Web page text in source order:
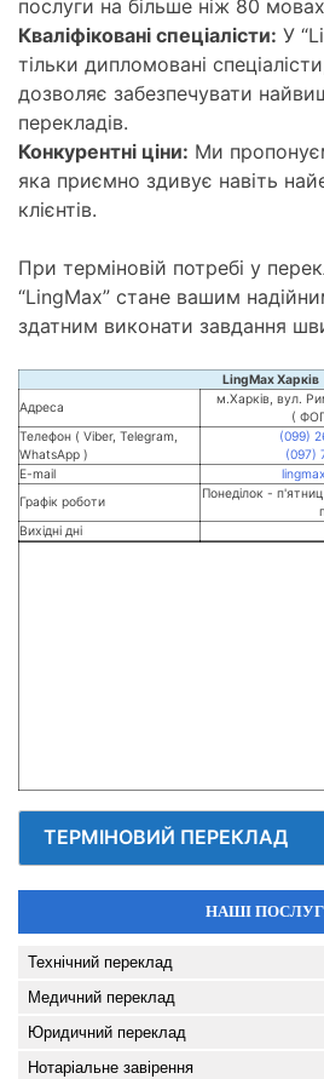
послуги на більше ніж 80
Кваліфіковані спеціалісти: У
тільки дипломовані
дозволяє забезпечувати
перекладів.
Конкурентні ціни: Ми
яка приємно здивує навіть
клієнтів.
При терміновій потребі у
“LingMax” стане вашим
здатним виконати завдання
LingMax Харків
Адреса
м.Харків, вул.
(
Телефон ( Viber, Telegram,
WhatsApp )
(099)
(097)
E-mail
Графік роботи
Понеділок -
Вихідні дні
ТЕРМІНОВИЙ ПЕРЕКЛАД
НАШІ
Технічний переклад
Медичний переклад
Юридичний переклад
Нотаріальне завірення